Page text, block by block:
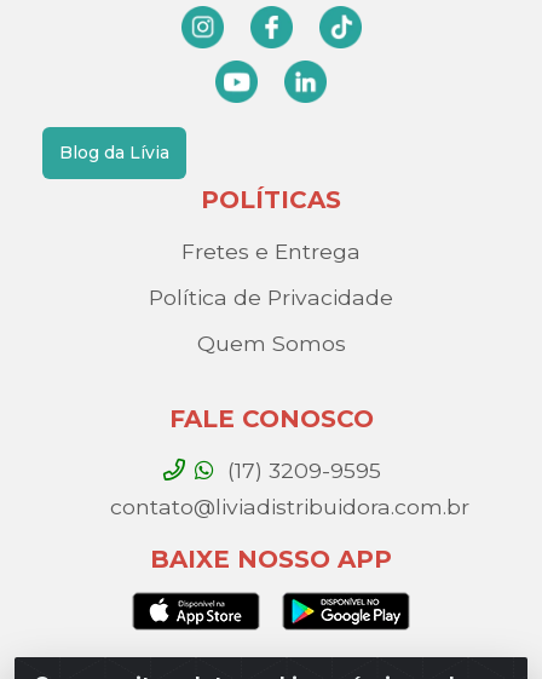
Blog da Lívia
POLÍTICAS
Fretes e Entrega
Política de Privacidade
Quem Somos
FALE CONOSCO
(17) 3209-9595
contato@liviadistribuidora.com.br
BAIXE NOSSO APP